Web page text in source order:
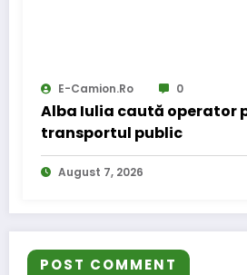
E-Camion.ro 0
Alba Iulia caută operator
transportul public
August 7, 2026
POST COMMENT